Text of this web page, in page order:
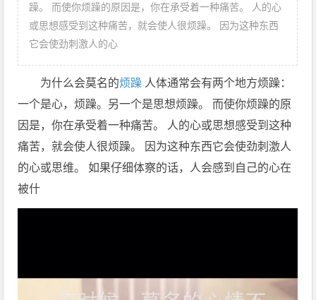
躁。 而使你烦躁的原因是，你在承受着一种痛苦。 人的心
或思想感受到这种痛苦，就会使人很烦躁。 因为这种东西
它会使劲刺激人的心
为什么会莫名的烦躁 人体通常会有两个地方烦躁：
一个是心，烦躁。另一个是思想烦躁。 而使你烦躁的原
因是，你在承受着一种痛苦。 人的心或思想感受到这种
痛苦，就会使人很烦躁。 因为这种东西它会使劲刺激人
的心或思维。 如果仔细体察的话，人会感到自己的心在
被什